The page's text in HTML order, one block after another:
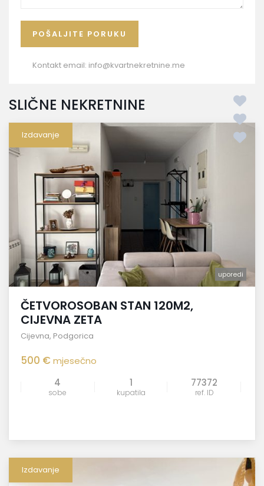
Kontakt email: info@kvartnekretnine.me
SLIČNE NEKRETNINE
Izdavanje
uporedi
ČETVOROSOBAN STAN 120M2,
CIJEVNA ZETA
Cijevna, Podgorica
500 €mjesečno
4
sobe
1
kupatila
77372
ref. ID
Izdavanje